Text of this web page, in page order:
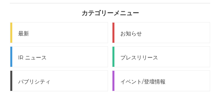
最新 お知らせ
IR ニュース プレスリリース
パブリシティ イベント/登壇情報